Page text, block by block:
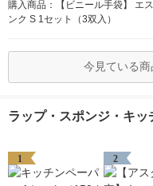
購入商品：【ビニール手袋】 エ
ンク S 1セット（3双入）
今見ている
ラップ・スポンジ・キ
1 2